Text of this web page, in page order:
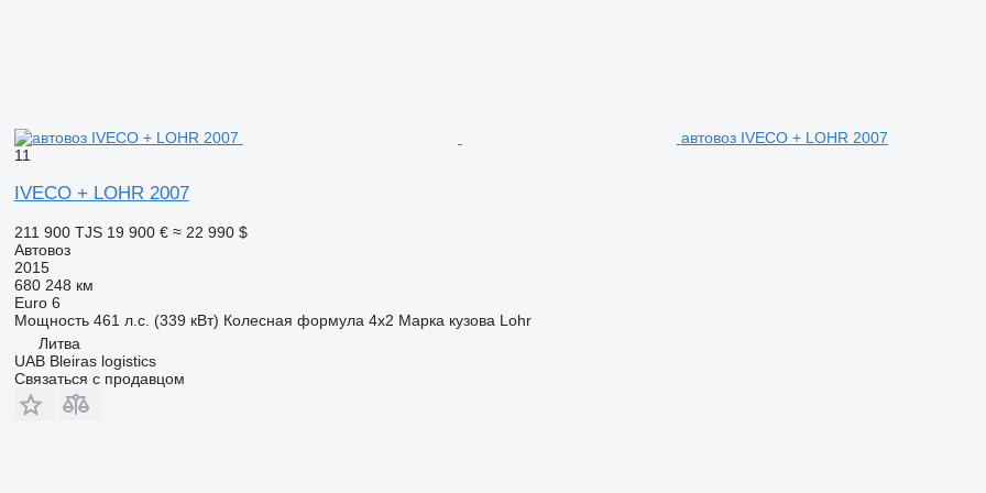
автовоз IVECO + LOHR 2007
11
IVECO + LOHR 2007
211 900 TJS 19 900 € ≈ 22 990 $
Автовоз
2015
680 248 км
Euro 6
Мощность 461 л.с. (339 кВт) Колесная формула 4x2 Марка кузова Lohr
Литва
UAB Bleiras logistics
Связаться с продавцом